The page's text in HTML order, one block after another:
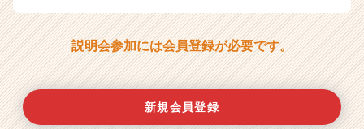
説明会参加には会員登録が必要です。
新規会員登録